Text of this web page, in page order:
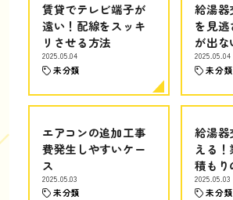
賃貸でテレビ端子が
遠い！配線をスッキ
リさせる方法
2025.05.04
未分類
給湯器
を見逃
が出な
2025.05.04
未分類
エアコンの追加工事
費発生しやすいケー
ス
2025.05.03
未分類
給湯器
える
積もり
2025.05.03
未分類